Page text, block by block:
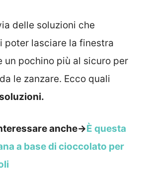
delle soluzioni che
poter lasciare la finestra
un pochino più al sicuro per
le zanzare. Ecco quali
anche->È questa
a base di cioccolato per